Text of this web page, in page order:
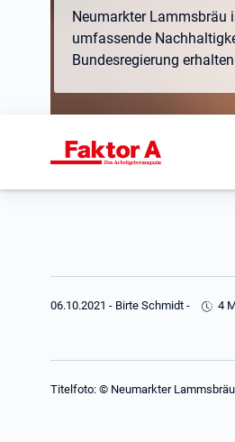
Neumarkter Lammsbräu
umfassende
Bundesregierung
06.10.2021 - Birte Schmidt - 4
Titelfoto: © Neumarkter Lammsbräu